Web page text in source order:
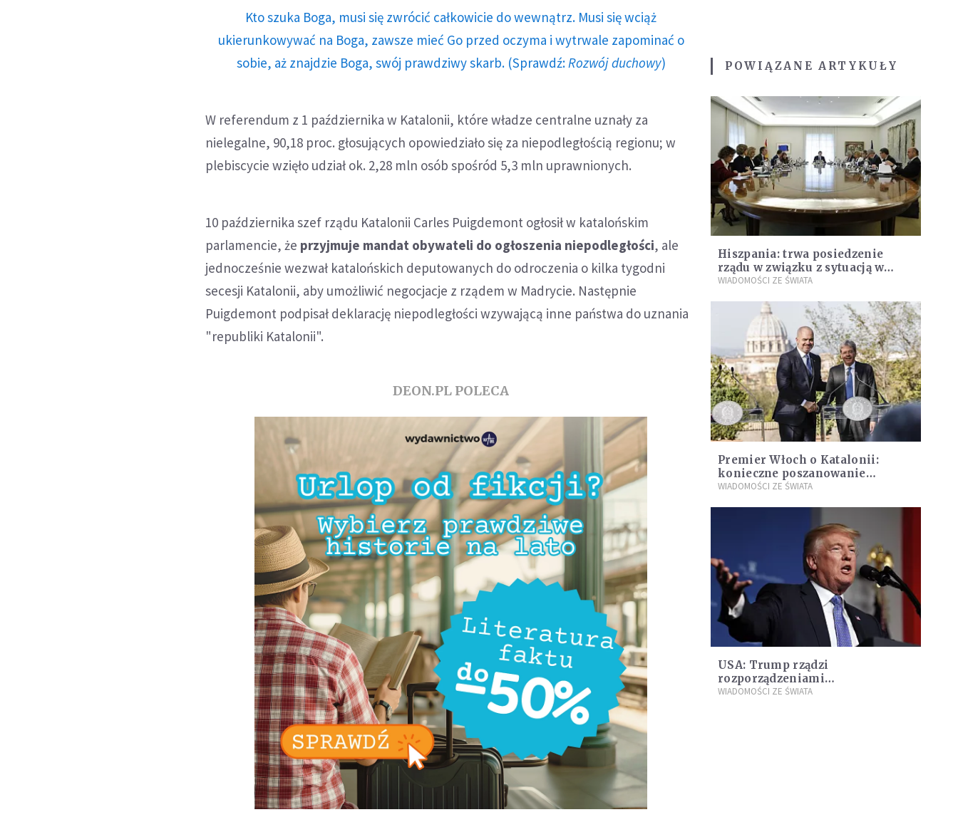
Kto szuka Boga, musi się zwrócić całkowicie do wewnątrz. Musi się wciąż
ukierunkowywać na Boga, zawsze mieć Go przed oczyma i wytrwale zapominać o
sobie, aż znajdzie Boga, swój prawdziwy skarb. (Sprawdź: Rozwój duchowy)
W referendum z 1 października w Katalonii, które władze centralne uznały za
nielegalne, 90,18 proc. głosujących opowiedziało się za niepodległością regionu; w
plebiscycie wzięło udział ok. 2,28 mln osób spośród 5,3 mln uprawnionych.
10 października szef rządu Katalonii Carles Puigdemont ogłosił w katalońskim
parlamencie, że przyjmuje mandat obywateli do ogłoszenia niepodległości, ale
jednocześnie wezwał katalońskich deputowanych do odroczenia o kilka tygodni
secesji Katalonii, aby umożliwić negocjacje z rządem w Madrycie. Następnie
Puigdemont podpisał deklarację niepodległości wzywającą inne państwa do uznania
"republiki Katalonii".
DEON.PL POLECA
POWIĄZANE ARTYKUŁY
Hiszpania: trwa posiedzenie
rządu w związku z sytuacją w
Katalonii
WIADOMOŚCI ZE ŚWIATA
Premier Włoch o Katalonii:
konieczne poszanowanie
konstytucji
WIADOMOŚCI ZE ŚWIATA
USA: Trump rządzi
rozporządzeniami
wykonawczymi
WIADOMOŚCI ZE ŚWIATA